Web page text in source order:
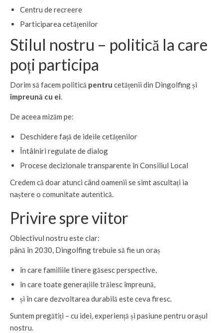
Centru de recreere
Participarea cetățenilor
Stilul nostru – politică la care
poți participa
Dorim să facem politică pentru cetățenii din Dingolfing și
împreună cu ei.
De aceea mizăm pe:
Deschidere față de ideile cetățenilor
Întâlniri regulate de dialog
Procese decizionale transparente în Consiliul Local
Credem că doar atunci când oamenii se simt ascultați ia
naștere o comunitate autentică.
Privire spre viitor
Obiectivul nostru este clar:
până în 2030, Dingolfing trebuie să fie un oraș
în care familiile tinere găsesc perspective,
în care toate generațiile trăiesc împreună,
și în care dezvoltarea durabilă este ceva firesc.
Suntem pregătiți – cu idei, experiență și pasiune pentru orașul
nostru.